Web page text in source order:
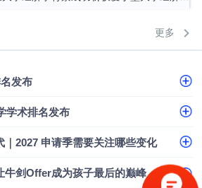
更多
发布
学术排名发布
｜2027 申请季需要关注哪些变化
牛剑Offer成为孩子最后的巅峰